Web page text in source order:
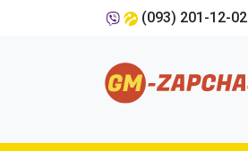
(093) 201-12-02